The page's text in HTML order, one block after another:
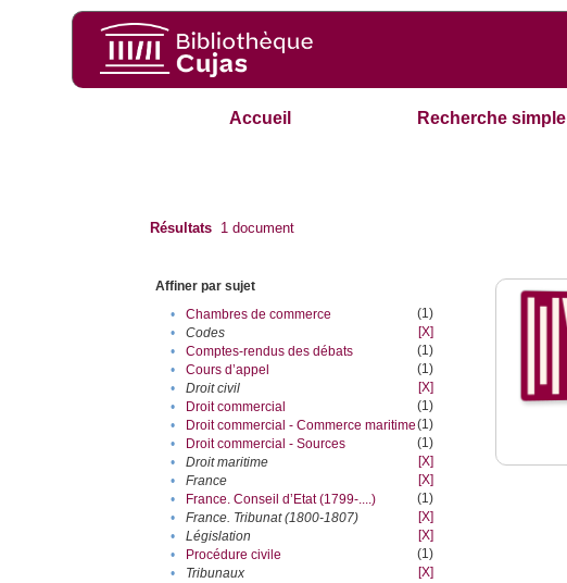
Accueil Recherche simple
Résultats 1 document
Affiner par sujet
•
Chambres de commerce
(1)
•
Codes
[X]
•
Comptes-rendus des débats
(1)
•
Cours d’appel
(1)
•
Droit civil
[X]
•
Droit commercial
(1)
•
Droit commercial - Commerce maritime(1)
•
Droit commercial - Sources
(1)
•
Droit maritime
[X]
•
France
[X]
•
France. Conseil d’Etat (1799-....)
(1)
•
France. Tribunat (1800-1807)
[X]
•
Législation
[X]
•
Procédure civile
(1)
•
Tribunaux
[X]